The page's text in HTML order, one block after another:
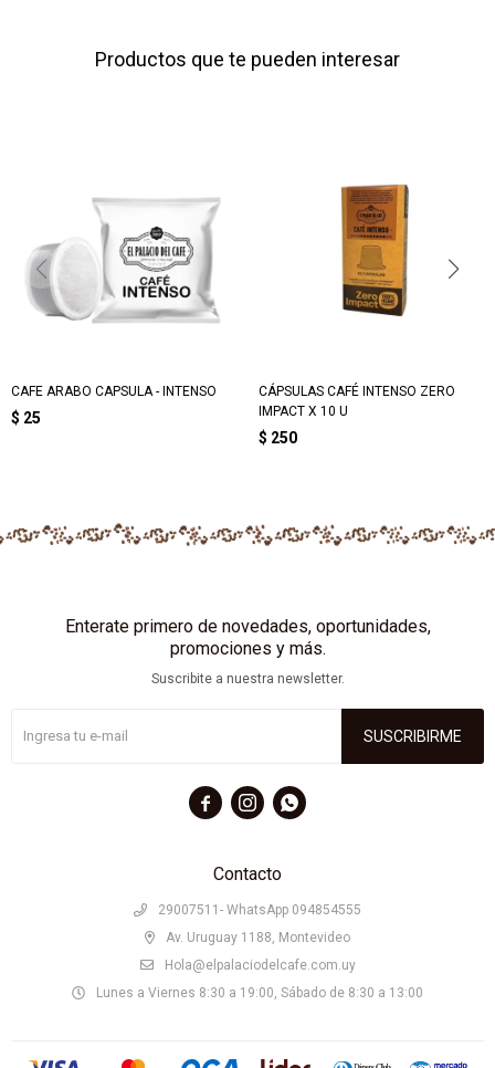
Productos que te pueden interesar
CAFE ARABO CAPSULA - INTENSO
$ 25
CÁPSULAS CAFÉ INTENSO ZERO
IMPACT X 10 U
$ 250
Contacto
29007511- WhatsApp 094854555
Av. Uruguay 1188, Montevideo
Hola@elpalaciodelcafe.com.uy
Lunes a Viernes 8:30 a 19:00, Sábado de 8:30 a 13:00
Enterate primero de novedades, oportunidades,
promociones y más.
Suscribite a nuestra newsletter.
SUSCRIBIRME
  